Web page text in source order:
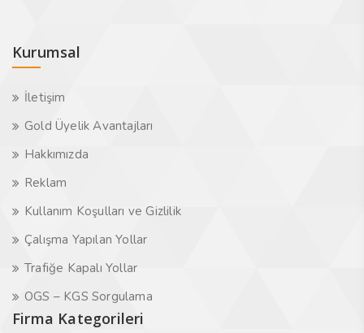
Kurumsal
İletişim
Gold Üyelik Avantajları
Hakkımızda
Reklam
Kullanım Koşulları ve Gizlilik
Çalışma Yapılan Yollar
Trafiğe Kapalı Yollar
OGS – KGS Sorgulama
Firma Kategorileri